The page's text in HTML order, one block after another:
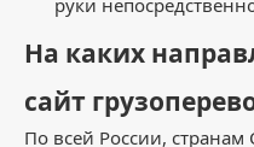
руки
На каких
сайт
По всей России,